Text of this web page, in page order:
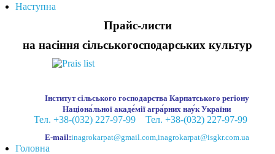
Наступна
Прайс-листи
на насіння сільськогосподарських культур
Інститут сільського господарства Карпатського регіону
Націона́льної акаде́мії агра́рних нау́к України
Тел. +38-(032) 227-97-99 Тел. +38-(032) 227-97-99
E-mail:inagrokarpat@gmail.com, inagrokarpat@isgkr.com.ua
Головна